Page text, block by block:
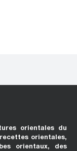
orientales du
orientales,
orientaux, des